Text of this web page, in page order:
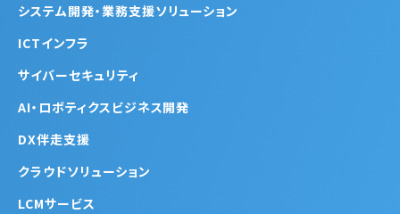
システム開発・業務支援ソリューション
ICTインフラ
サイバーセキュリティ
AI・ロボティクスビジネス開発
DX伴走支援
クラウドソリューション
LCMサービス